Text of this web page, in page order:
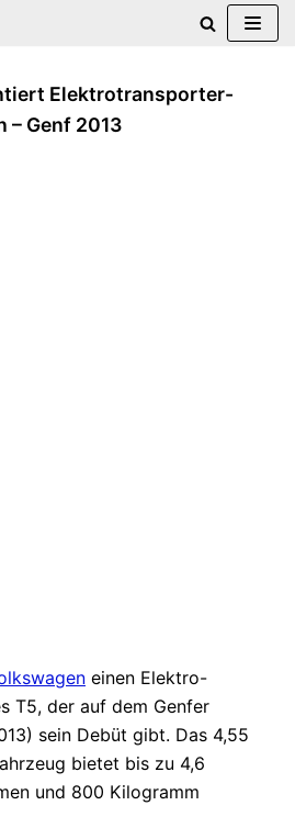
Elektrotransporter-
– Genf 2013
einen Elektro-
T5, der auf dem Genfer
sein Debüt gibt. Das 4,55
bietet bis zu 4,6
und 800 Kilogramm